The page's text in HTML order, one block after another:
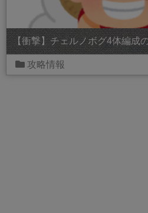
【衝撃】チェルノボグ4体編成
攻略情報